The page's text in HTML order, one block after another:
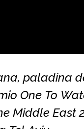
paladina
One To
Middle East